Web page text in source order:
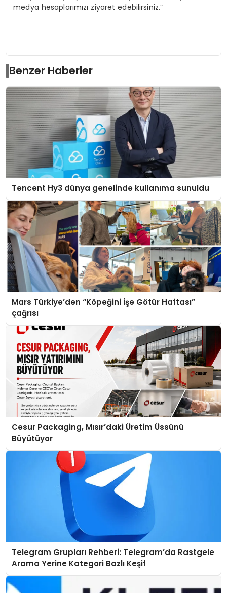
medya hesaplarımızı ziyaret edebilirsiniz.”
Benzer Haberler
Tencent Hy3 dünya genelinde kullanıma sunuldu
Mars Türkiye’den “Köpeğini İşe Götür Haftası”
çağrısı
Cesur Packaging, Mısır’daki Üretim Üssünü
Büyütüyor
Telegram Grupları Rehberi: Telegram’da Rastgele
Arama Yerine Kategori Bazlı Keşif